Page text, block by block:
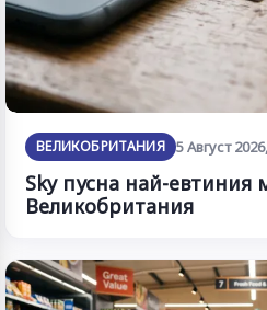
ВЕЛИКОБРИТАНИЯ 5 Август
Sky пусна най-евтиния
Великобритания